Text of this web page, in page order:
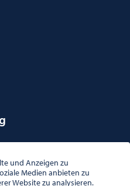
und Anzeigen zu
Medien anbieten zu
Website zu analysieren.